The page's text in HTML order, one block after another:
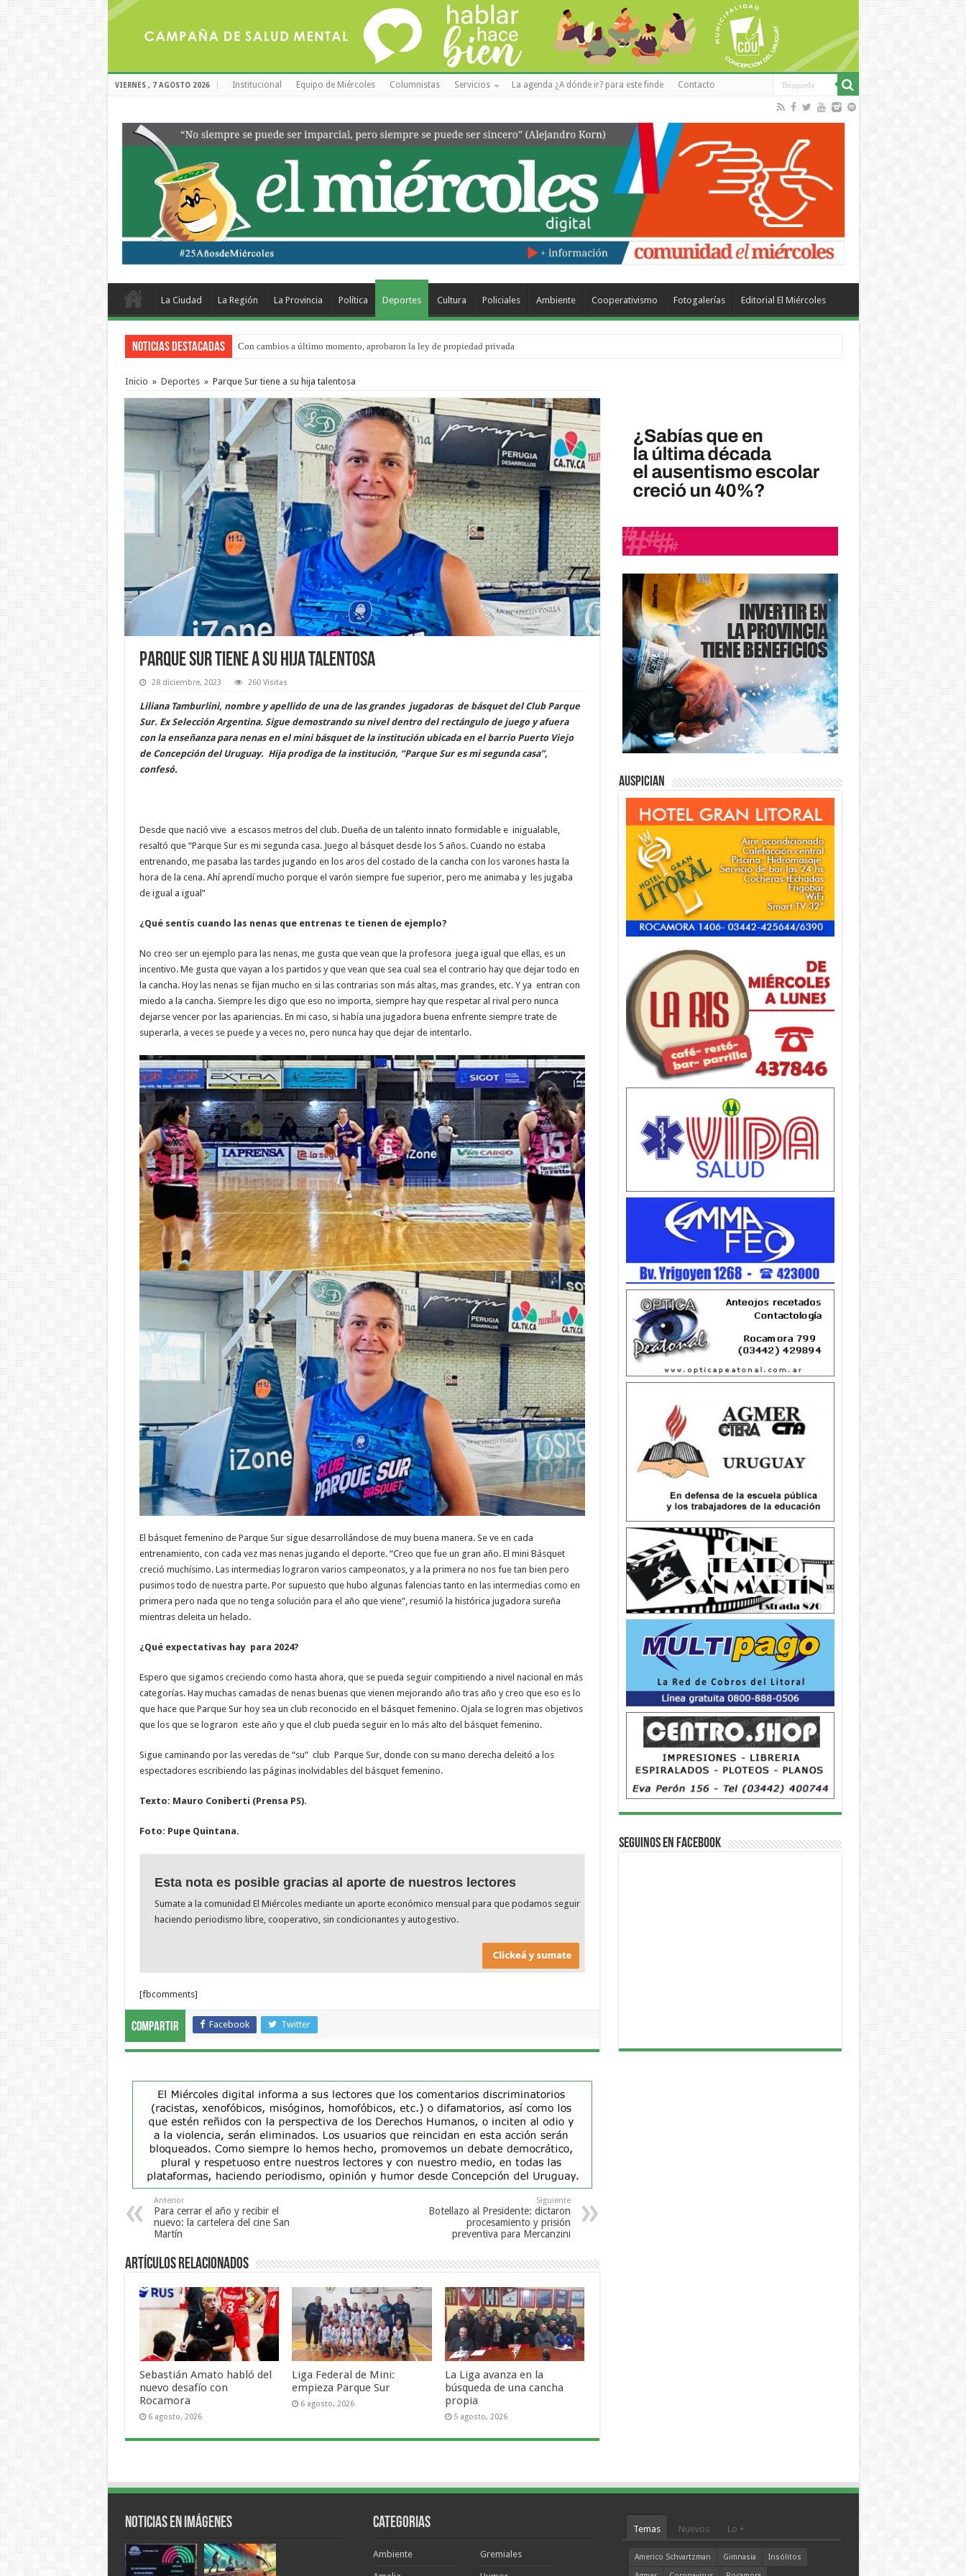
VIERNES , 7 AGOSTO 2026 Institucional Equipo de Miércoles Columnistas Servicios La agenda ¿A dónde ir? para este finde Contacto
La Ciudad La Región La Provincia Política Deportes Cultura Policiales Ambiente Cooperativismo Fotogalerías Editorial El Miércoles
Noticias Destacadas Con cambios a último momento, aprobaron la ley de propiedad privada
Del viernes 7 al domingo 9 de agosto: la agenda ¿A dónde ir? para este finde
Inicio » Deportes » Parque Sur tiene a su hija talentosa
Parque Sur tiene a su hija talentosa
28 diciembre, 2023 260 Visitas
Liliana Tamburlini, nombre y apellido de una de las grandes jugadoras de básquet del Club Parque
Sur. Ex Selección Argentina. Sigue demostrando su nivel dentro del rectángulo de juego y afuera
con la enseñanza para nenas en el mini básquet de la institución ubicada en el barrio Puerto Viejo
de Concepción del Uruguay. Hija prodiga de la institución, “Parque Sur es mi segunda casa”,
confesó.
Desde que nació vive a escasos metros del club. Dueña de un talento innato formidable e inigualable,
resaltó que “Parque Sur es mi segunda casa. Juego al básquet desde los 5 años. Cuando no estaba
entrenando, me pasaba las tardes jugando en los aros del costado de la cancha con los varones hasta la
hora de la cena. Ahí aprendí mucho porque el varón siempre fue superior, pero me animaba y les jugaba
de igual a igual”
¿Qué sentís cuando las nenas que entrenas te tienen de ejemplo?
No creo ser un ejemplo para las nenas, me gusta que vean que la profesora juega igual que ellas, es un
incentivo. Me gusta que vayan a los partidos y que vean que sea cual sea el contrario hay que dejar todo en
la cancha. Hoy las nenas se fijan mucho en si las contrarias son más altas, mas grandes, etc. Y ya entran con
miedo a la cancha. Siempre les digo que eso no importa, siempre hay que respetar al rival pero nunca
dejarse vencer por las apariencias. En mi caso, si había una jugadora buena enfrente siempre trate de
superarla, a veces se puede y a veces no, pero nunca hay que dejar de intentarlo.
El básquet femenino de Parque Sur sigue desarrollándose de muy buena manera. Se ve en cada
entrenamiento, con cada vez mas nenas jugando el deporte. “Creo que fue un gran año. El mini Básquet
creció muchísimo. Las intermedias lograron varios campeonatos, y a la primera no nos fue tan bien pero
pusimos todo de nuestra parte. Por supuesto que hubo algunas falencias tanto en las intermedias como en
primera pero nada que no tenga solución para el año que viene”, resumió la histórica jugadora sureña
mientras deleita un helado.
¿Qué expectativas hay para 2024?
Espero que sigamos creciendo como hasta ahora, que se pueda seguir compitiendo a nivel nacional en más
categorías. Hay muchas camadas de nenas buenas que vienen mejorando año tras año y creo que eso es lo
que hace que Parque Sur hoy sea un club reconocido en el básquet femenino. Ojala se logren mas objetivos
que los que se lograron este año y que el club pueda seguir en lo más alto del básquet femenino.
Sigue caminando por las veredas de “su” club Parque Sur, donde con su mano derecha deleitó a los
espectadores escribiendo las páginas inolvidables del básquet femenino.
Texto: Mauro Coniberti (Prensa PS).
Foto: Pupe Quintana.
Esta nota es posible gracias al aporte de nuestros lectores
Sumate a la comunidad El Miércoles mediante un aporte económico mensual para que podamos seguir
haciendo periodismo libre, cooperativo, sin condicionantes y autogestivo.
[fbcomments]
Compartir Facebook Twitter
Anterior
Para cerrar el año y recibir el
nuevo: la cartelera del cine San
Martín
Siguiente
Botellazo al Presidente: dictaron
procesamiento y prisión
preventiva para Mercanzini
Artículos Relacionados
Sebastián Amato habló del
nuevo desafío con
Rocamora
6 agosto, 2026
Liga Federal de Mini:
empieza Parque Sur
6 agosto, 2026
La Liga avanza en la
búsqueda de una cancha
propia
5 agosto, 2026
Auspician
Seguinos en Facebook
Noticias en Imágenes Categorias
Ambiente Gremiales
Temas Nuevos Lo +
Americo Schvartzman Gimnasia
Insólitos